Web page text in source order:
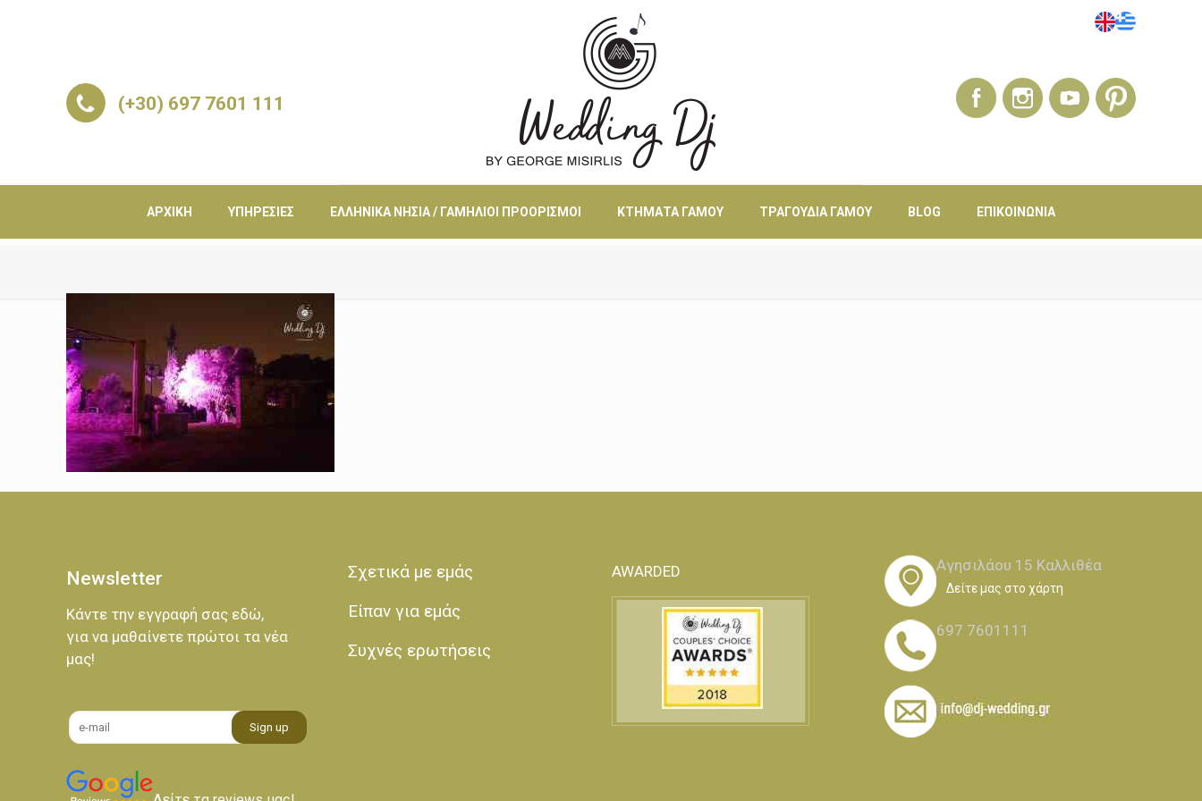
(+30) 697 7601 111
ΑΡΧΙΚΉ ΥΠΗΡΕΣΊΕΣ ΕΛΛΗΝΙΚΆ ΝΗΣΙΆ / ΓΑΜΉΛΙΟΙ ΠΡΟΟΡΙΣΜΟΊ ΚΤΉΜΑΤΑ ΓΆΜΟΥ ΤΡΑΓΟΎΔΙΑ ΓΆΜΟΥ BLOG ΕΠΙΚΟΙΝΩΝΊΑ
Newsletter
Κάντε την εγγραφή σας εδώ,
για να μαθαίνετε πρώτοι τα νέα
μας!
Σχετικά με εμάς
Είπαν για εμάς
Συχνές ερωτήσεις
AWARDED Αγησιλάου 15 Καλλιθέα
Δείτε μας στο χάρτη
697 7601111